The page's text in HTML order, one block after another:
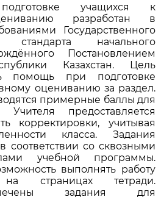
учащихся к
разработан в
Государственного
стандарта начального
Постановлением
Казахстан. Цель
помощь при подготовке
оцениванию за раздел.
примерные баллы для
предоставляется
корректировки, учитывая
класса. Задания
соответствии со сквозными
учебной программы.
выполнять работу
на страницах тетради.
задания для